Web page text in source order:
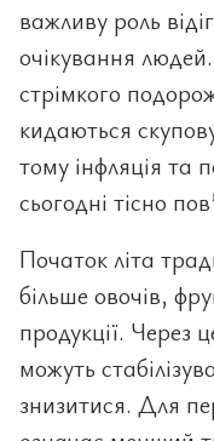
важливу роль
очікування
стрімкого
кидаються
тому інфляція та
сьогодні тісно
Початок літа
більше овочів,
продукції. Через
можуть
знизитися. Для